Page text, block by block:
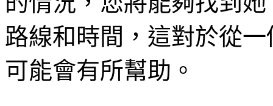
路線和時間，這對於從
可能會有所幫助。